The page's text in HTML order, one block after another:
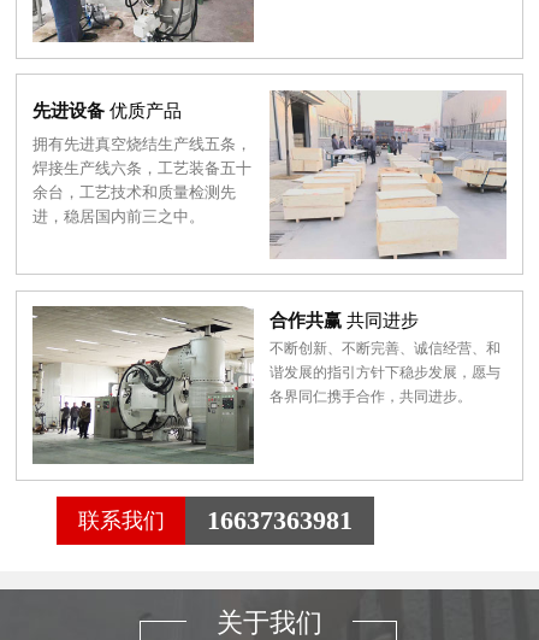
先进设备 优质产品
拥有先进真空烧结生产线五条，
焊接生产线六条，工艺装备五十
余台，工艺技术和质量检测先
进，稳居国内前三之中。
合作共赢 共同进步
不断创新、不断完善、诚信经营、和
谐发展的指引方针下稳步发展，愿与
各界同仁携手合作，共同进步。
联系我们 16637363981
关于我们